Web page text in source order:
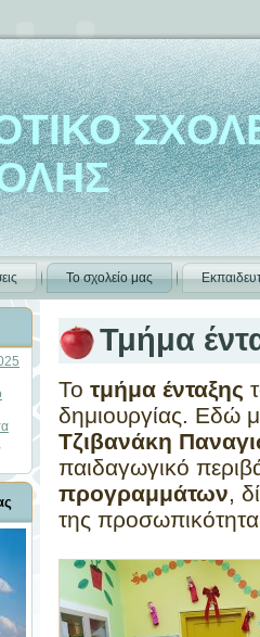
Το σχολείο μας
Τμήμα
Το τμήμα ένταξης
δημιουργίας. Εδώ
Τζιβανάκη
παιδαγωγικό
προγραμμάτων,
της